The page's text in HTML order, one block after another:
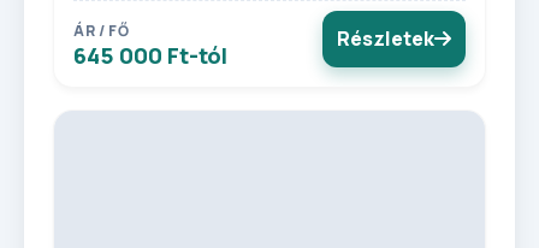
ÁR / FŐ
645 000 Ft-tól
Részletek